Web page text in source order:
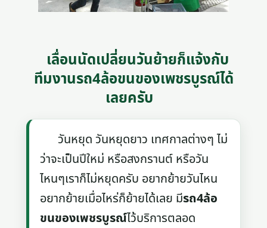
เลื่อนนัดเปลี่ยนวันย้ายก็แจ้งกับ
ทีมงานรถ4ล้อขนของเพชรบูรณ์ได้
เลยครับ
วันหยุด วันหยุดยาว เทศกาลต่างๆ ไม่
ว่าจะเป็นปีใหม่ หรือสงกรานต์ หรือวัน
ไหนๆเราก็ไม่หยุดครับ อยากย้ายวันไหน
อยากย้ายเมื่อไหร่ก็ย้ายได้เลย มีรถ4ล้อ
ขนของเพชรบูรณ์ไว้บริการตลอด